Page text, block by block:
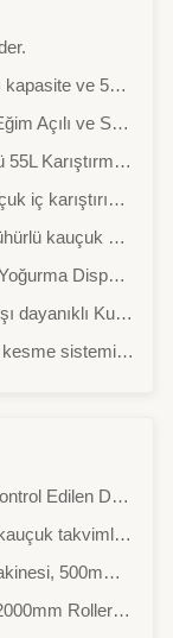
Elektrikli ısıtma kesme sistemi 9500KG kapasite ve 55 L karıştırma kapasitesi ile kauçuk kneader makine
Otomatik Kauçuk Karıştırma için 140° Eğim Açılı ve Su Soğutmalı 55L Kapasiteli Kauçuk Yoğurucu Makinesi
Verimli Kauçuk İşlemi için PLC Kontrollü 55L Karıştırma Kapasiteli Hidrolik Kauçuk Yoğurucu Makinesi
X(S) N-110L Enerji tasarrufu yapan kauçuk iç karıştırıcı: İşgücünü tasarrufu, düşük başarısızlık oranı, kesintisiz çalışma.
110L kauçuk iç karıştırma makinesi, mühürlü kauçuk karıştırma makinesi, yüksek hassasiyetli karıştırma ekipmanları, kauçuk ve plastik karıştırma makinesi
75L Kauçuk Yoğurma Mikseri Banbury Yoğurma Dispersiyon Yoğurma Makinesi
Lastik Kneader Karıştırıcı, Sızıntıya karşı dayanıklı Kullanımlı Yüksek Kaliteli Sızdırma Halkası Bakır Alaşımlı Sızdırma Yapısı İçerisi Karıştırıcılar için
110KW ana motor gücü elektrikli ısıtma kesme sistemi ve 55 L karıştırma kapasitesi ile kauçuk kneader makinesi
PLC kullanan Tam Otomatik, Hassas Kontrol Edilen Dört Rulo Kalenderleme Lini, Kauçuk Taşıyıcı Kemerleri ve Kauçuk Yaprak Ön Yapımı için Kullanılır.
Otomatik PLC Yüksek kaliteli 3 ruloluk kauçuk takvimler motosiklet lastik döşeme üretim hatlarında kullanılır.
F-Tipi 3-Merdivenli Kauçuk Kalender Makinesi, 500mm Silindir Çapı, 10kW Güç ve 1000mm Rulo Uzunluğu ile Yüksek Kaliteli Kompozit Kauçuk İçin
Lastik yaprak üretimi için elektrikli 500-2000mm Roller 3 Roll Kalender Makinesi